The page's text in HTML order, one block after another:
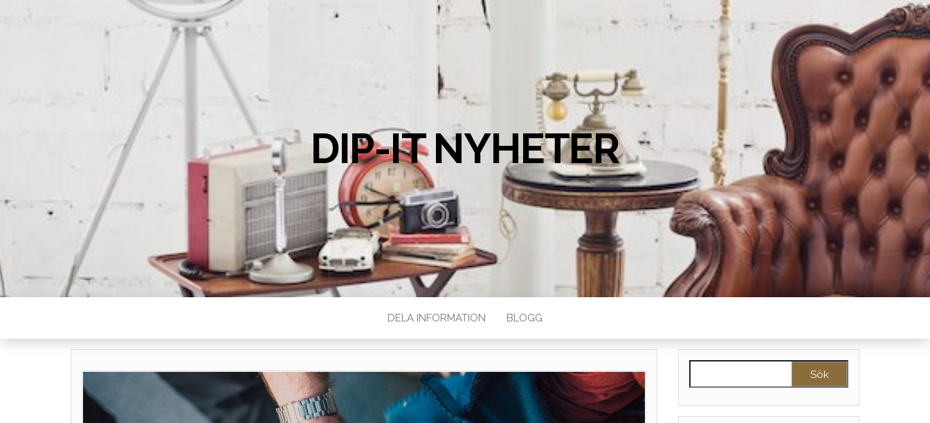
DIP-IT NYHETER
DELA INFORMATION BLOGG